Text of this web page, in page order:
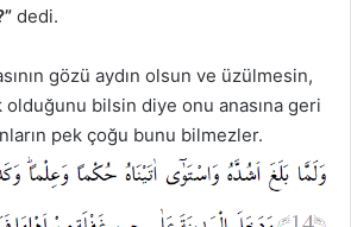
dedi.
gözü aydın olsun ve üzülmesin,
olduğunu bilsin diye onu anasına geri
pek çoğu bunu bilmezler.